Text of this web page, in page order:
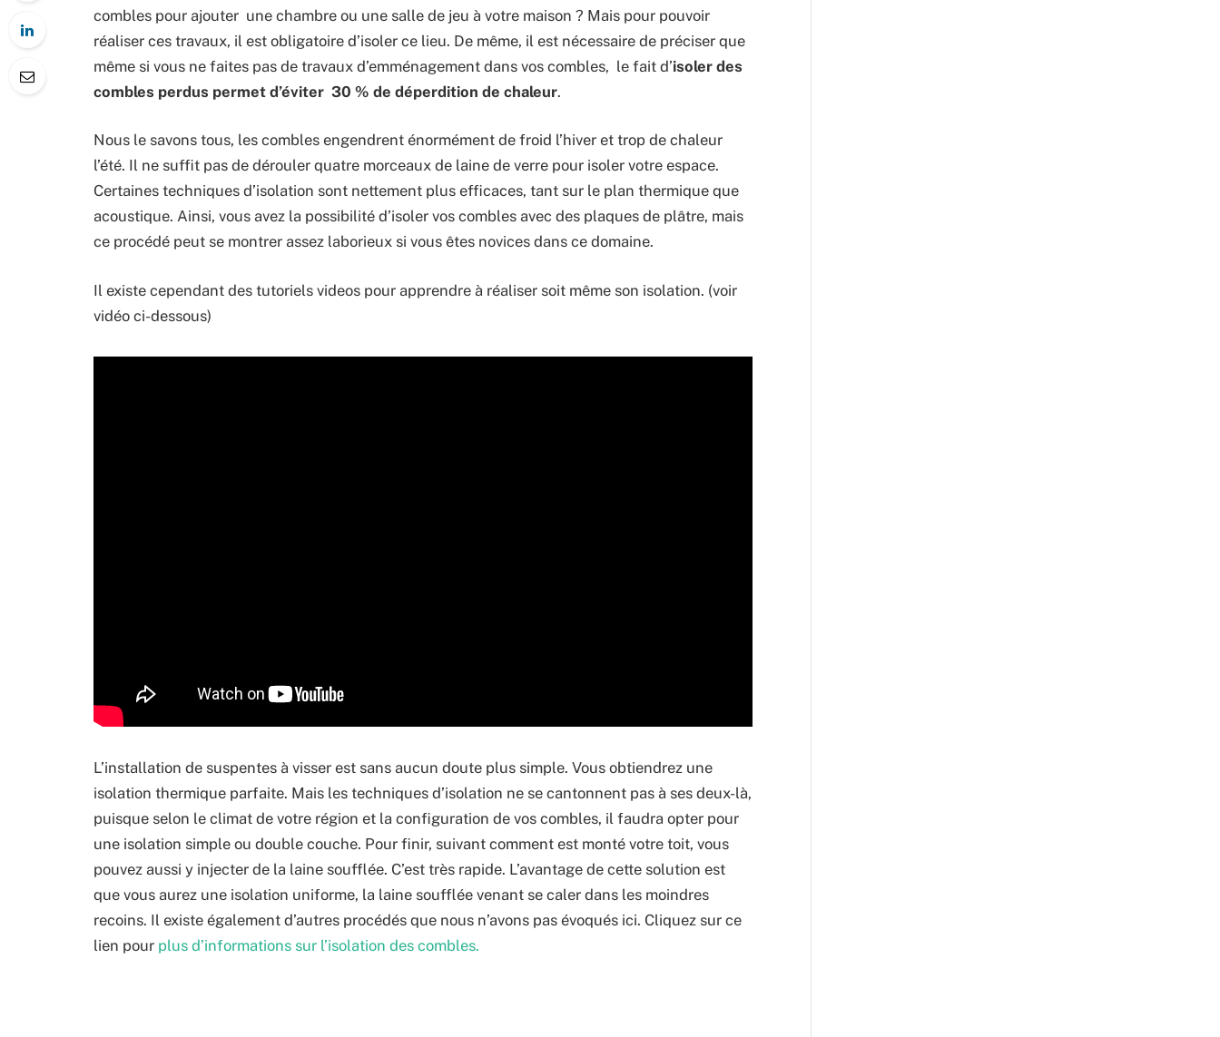
combles pour ajouter une chambre ou une salle de jeu à votre maison ? Mais pour pouvoir
réaliser ces travaux, il est obligatoire d’isoler ce lieu. De même, il est nécessaire de préciser que
même si vous ne faites pas de travaux d’emménagement dans vos combles, le fait d’isoler des
combles perdus permet d’éviter 30 % de déperdition de chaleur.
Nous le savons tous, les combles engendrent énormément de froid l’hiver et trop de chaleur
l’été. Il ne suffit pas de dérouler quatre morceaux de laine de verre pour isoler votre espace.
Certaines techniques d’isolation sont nettement plus efficaces, tant sur le plan thermique que
acoustique. Ainsi, vous avez la possibilité d’isoler vos combles avec des plaques de plâtre, mais
ce procédé peut se montrer assez laborieux si vous êtes novices dans ce domaine.
Il existe cependant des tutoriels videos pour apprendre à réaliser soit même son isolation. (voir
vidéo ci-dessous)
L’installation de suspentes à visser est sans aucun doute plus simple. Vous obtiendrez une
isolation thermique parfaite. Mais les techniques d’isolation ne se cantonnent pas à ses deux-là,
puisque selon le climat de votre région et la configuration de vos combles, il faudra opter pour
une isolation simple ou double couche. Pour finir, suivant comment est monté votre toit, vous
pouvez aussi y injecter de la laine soufflée. C’est très rapide. L’avantage de cette solution est
que vous aurez une isolation uniforme, la laine soufflée venant se caler dans les moindres
recoins. Il existe également d’autres procédés que nous n’avons pas évoqués ici. Cliquez sur ce
lien pour plus d’informations sur l’isolation des combles.